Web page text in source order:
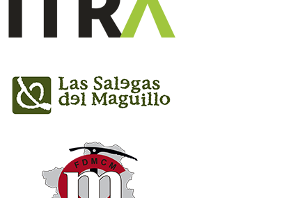
Regalo para los 3 primeros clasificados de Sénior Masculina y
se diera se devolvería el importe de las inscripciones.
Art.11; El participante asume
Art.12; La organización no se hace responsable
La organización contratara un
ceder el dorsal
a otro participante sin la autorización expresa de la